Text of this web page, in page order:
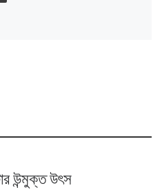
উন্মুক্ত উৎস